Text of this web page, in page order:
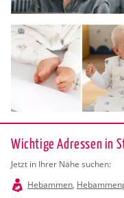
Wichtige Adressen in
Jetzt in Ihrer Nähe suchen:
Hebammen,